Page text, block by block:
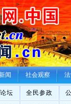
>
闻 社会观察
坛 全民参政